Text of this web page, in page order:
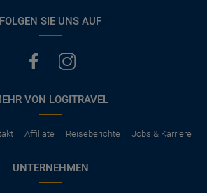
sind normalerweise im Mietpreis
Steuern, Strafzettel
FOLGEN SIE UNS AUF
VON LOGITRAVEL
Affiliate Reiseberichte Jobs & Karriere
UNTERNEHMEN